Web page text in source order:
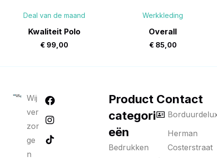
Deal van de maand
Kwaliteit Polo
€ 99,00
Werkkleding
Overall
€ 85,00
Wij
ver
zor
ge
n
Product
categori
eën
Bedrukken
Contact
Herman
Costerstraat